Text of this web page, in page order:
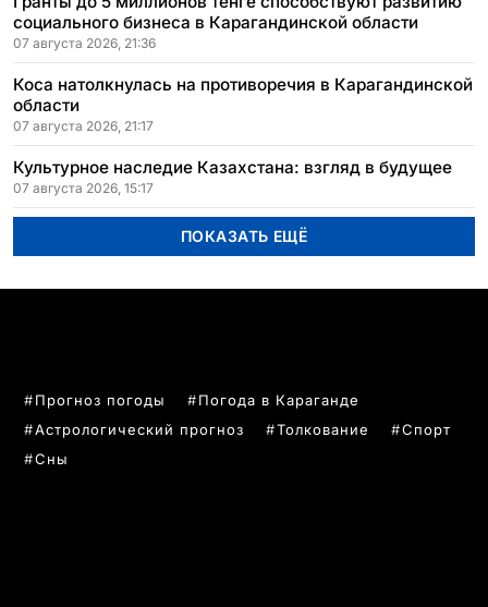
социального бизнеса в Карагандинской области
07 августа 2026, 21:36
Коса натолкнулась на противоречия в Карагандинской
области
07 августа 2026, 21:17
Культурное наследие Казахстана: взгляд в будущее
07 августа 2026, 15:17
ПОКАЗАТЬ ЕЩЁ
Прогноз погоды
Погода в Караганде
Астрологический прогноз
Толкование
Спорт
Сны